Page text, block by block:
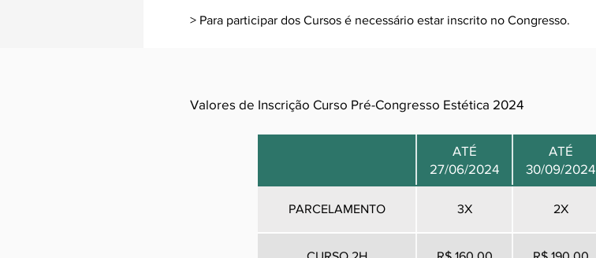
> Para participar dos Cursos é necessário estar inscrito no Congresso.
Valores de Inscrição Curso Pré-Congresso Estética 2024
ATÉ
27/06/2024
ATÉ
30/09/2024
PARCELAMENTO 3X 2X